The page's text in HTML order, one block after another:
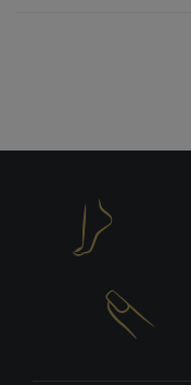

